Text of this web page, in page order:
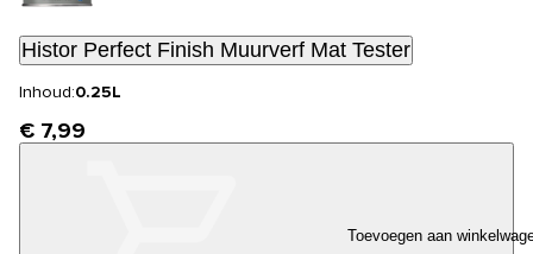
Histor Perfect Finish Muurverf Mat Tester
Inhoud:0.25L
€ 7,99
Toevoegen aan